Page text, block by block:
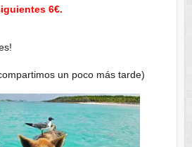
6€.
un poco más tarde)